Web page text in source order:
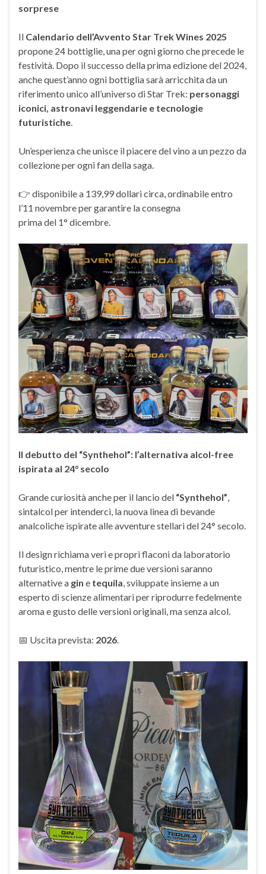
sorprese
Il Calendario dell’Avvento Star Trek Wines 2025
propone 24 bottiglie, una per ogni giorno che precede le
festività. Dopo il successo della prima edizione del 2024,
anche quest’anno ogni bottiglia sarà arricchita da un
riferimento unico all’universo di Star Trek: personaggi
iconici, astronavi leggendarie e tecnologie
futuristiche
Un’esperienza che unisce il piacere del vino a un pezzo da
collezione per ogni fan della saga.
👉 disponibile a 139,99 dollari circa, ordinabile entro
l’11 novembre per garantire la consegna
prima del 1° dicembre.
Il debutto del “Synthehol”: l’alternativa alcol-free
ispirata al 24° secolo
Grande curiosità anche per il lancio del “Synthehol”
sintalcol per intenderci, la nuova linea di bevande
analcoliche ispirate alle avventure stellari del 24° secolo.
Il design richiama veri e propri flaconi da laboratorio
futuristico, mentre le prime due versioni saranno
alternative a gin e tequila , sviluppate insieme a un
esperto di scienze alimentari per riprodurre fedelmente
aroma e gusto delle versioni originali, ma senza alcol.
📅 Uscita prevista: 2026